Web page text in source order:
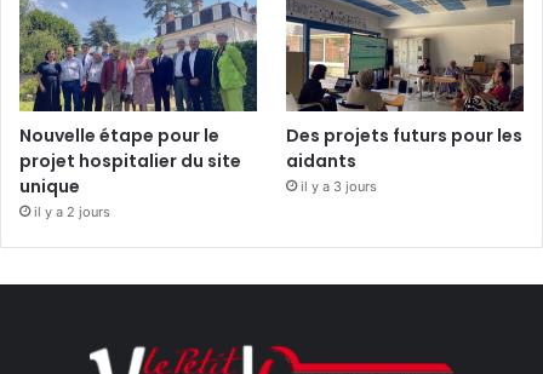
Nouvelle étape pour le
projet hospitalier du site
unique
il y a 2 jours
Des projets futurs pour les
aidants
il y a 3 jours